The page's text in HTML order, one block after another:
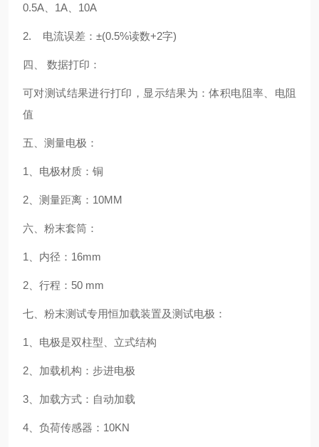
0.5A、1A、10A
2. 电流误差：±(0.5%读数+2字)
四、 数据打印：
可对测试结果进行打印，显示结果为：体积电阻率、电阻
值
五、测量电极：
1、电极材质：铜
2、测量距离：10MM
六、粉末套筒：
1、内径：16mm
2、行程：50 mm
七、粉末测试专用恒加载装置及测试电极：
1、电极是双柱型、立式结构
2、加载机构：步进电极
3、加载方式：自动加载
4、负荷传感器：10KN